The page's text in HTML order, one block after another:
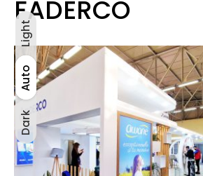
Dark
Auto
Light
Dark
Auto
Light
FADERCO